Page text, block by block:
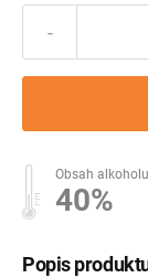
-
Obsah alkoholu
40%
Popis